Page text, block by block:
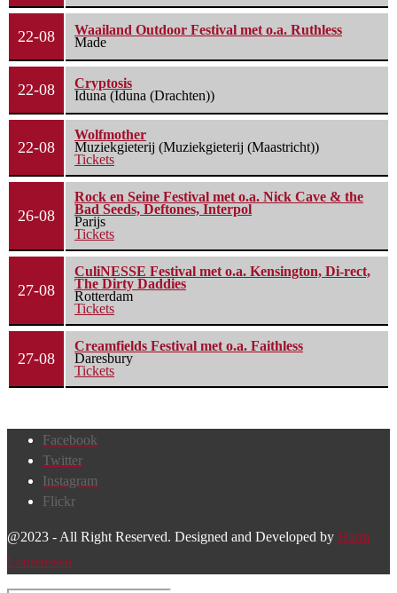
22-08
Waailand Outdoor Festival met o.a. Ruthless
Made
22-08
Cryptosis
Iduna (Iduna (Drachten))
22-08
Wolfmother
Muziekgieterij (Muziekgieterij (Maastricht))
Tickets
26-08
Rock en Seine Festival met o.a. Nick Cave & the
Bad Seeds, Deftones, Interpol
Parijs
Tickets
27-08
CuliNESSE Festival met o.a. Kensington, Di-rect,
The Dirty Daddies
Rotterdam
Tickets
27-08
Creamfields Festival met o.a. Faithless
Daresbury
Tickets
Facebook
Twitter
Instagram
Flickr
@2023 - All Right Reserved. Designed and Developed by Harm
Lourenssen